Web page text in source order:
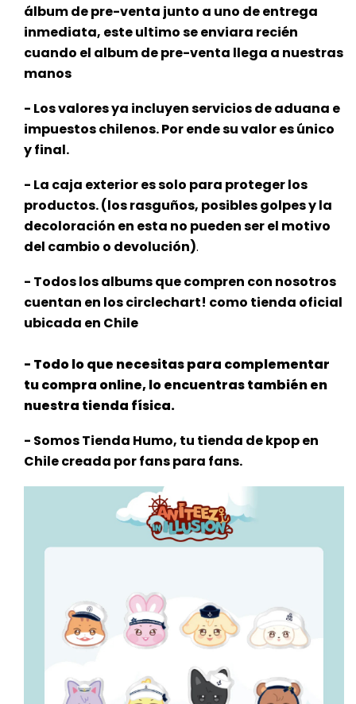
álbum de pre-venta junto a uno de entrega
inmediata, este ultimo se enviara recién
cuando el album de pre-venta llega a nuestras
manos
- Los valores ya incluyen servicios de aduana e
impuestos chilenos. Por ende su valor es único
y final.
- La caja exterior es solo para proteger los
productos. (los rasguños, posibles golpes y la
decoloración en esta no pueden ser el motivo
del cambio o devolución).
- Todos los albums que compren con nosotros
cuentan en los circlechart! como tienda oficial
ubicada en Chile
- Todo lo que necesitas para complementar
tu compra online, lo encuentras también en
nuestra tienda física.
- Somos Tienda Humo, tu tienda de kpop en
Chile creada por fans para fans.